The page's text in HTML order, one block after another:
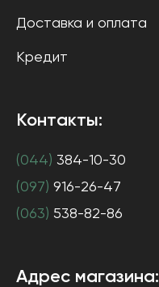
Доставка и оплата
Кредит
Контакты:
(044) 384-10-30
(097) 916-26-47
(063) 538-82-86
Адрес магазина: